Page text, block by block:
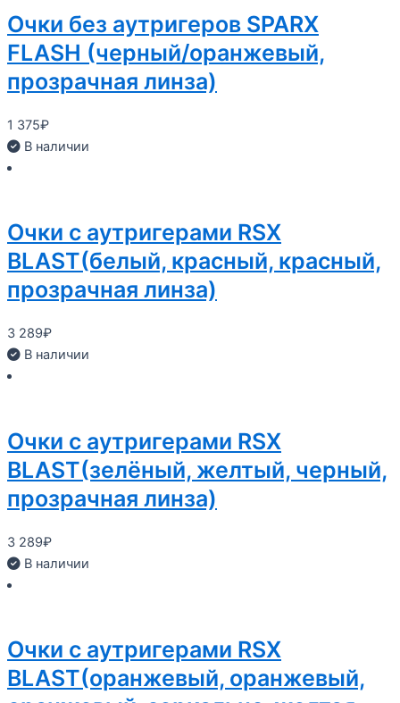
Очки без аутригеров SPARX
FLASH (черный/оранжевый,
прозрачная линза)
1 375₽
В наличии
Очки с аутригерами RSX
BLAST(белый, красный, красный,
прозрачная линза)
3 289₽
В наличии
Очки с аутригерами RSX
BLAST(зелёный, желтый, черный,
прозрачная линза)
3 289₽
В наличии
Очки с аутригерами RSX
BLAST(оранжевый, оранжевый,